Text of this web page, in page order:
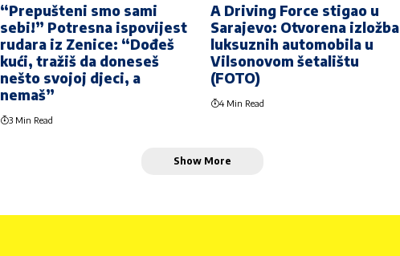
“Prepušteni smo sami
sebi!” Potresna ispovijest
rudara iz Zenice: “Dođeš
kući, tražiš da doneseš
nešto svojoj djeci, a
nemaš”
3 Min Read
A Driving Force stigao u
Sarajevo: Otvorena izložba
luksuznih automobila u
Vilsonovom šetalištu
(FOTO)
4 Min Read
Show More